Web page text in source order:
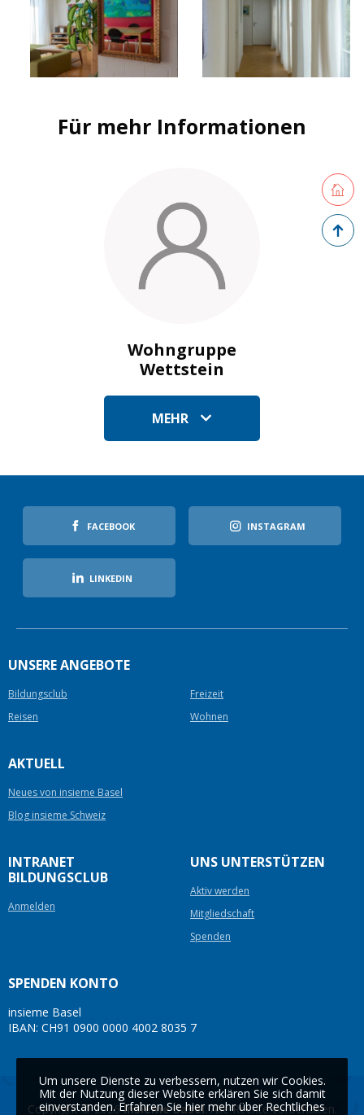
Für mehr Informationen
Wohngruppe
Wettstein
MEHR
FACEBOOK INSTAGRAM
LINKEDIN
UNSERE ANGEBOTE
Bildungsclub
Freizeit
Reisen
Wohnen
AKTUELL
Neues von insieme Basel
Blog insieme Schweiz
INTRANET
BILDUNGSCLUB
Anmelden
UNS UNTERSTÜTZEN
Aktiv werden
Mitgliedschaft
Spenden
SPENDEN KONTO
insieme Basel
IBAN: CH91 0900 0000 4002 8035 7
Copyright © 2026insieme Basel. Alle Rechte vorbehalten.
Zurück
Um unsere Dienste zu verbessern, nutzen wir Cookies.
Mit der Nutzung dieser Website erklären Sie sich damit
einverstanden. Erfahren Sie hier mehr über Rechtliches